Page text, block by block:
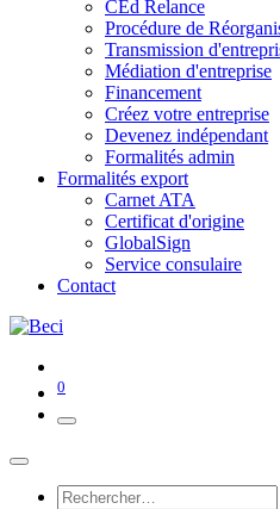
CEd Relance
Procédure de
Transmission
Médiation d'entreprise
Financement
Créez votre entreprise
Devenez indépendant
Formalités admin
Formalités export
Carnet ATA
Certificat d'origine
GlobalSign
Service consulaire
Contact
0